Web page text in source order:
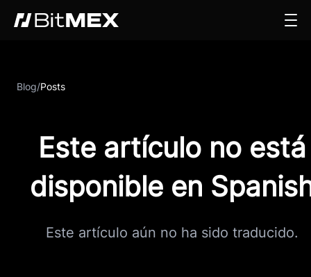
Blog/Posts
Este artículo no está
disponible en
Este artículo aún no ha sido traducido.